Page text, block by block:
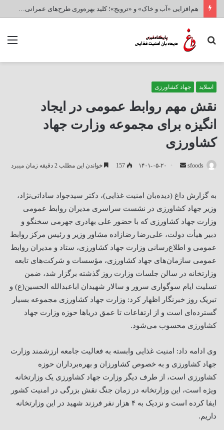
هم‌افزایی «آب و خاک» و «ترویج»؛ کلید بهره‌وری طرح‌های عمرانی و امنیت غذایی کشور
جستجو
اسلاید جهاد کشاورزی
نقش مهم روابط عمومی در ایجاد
انگیزه برای مجموعه وزارت جهاد
کشاورزی
sfoods
ارسال۱۴۰۱-۰۵-۲۰ 157 خواندن این مطلب 2 دقیقه زمان میبرد
به گزارش داغ (دیده‌بان امنیت غذایی)، دکتر سیدجواد ساداتی‌نژاد،
وزیر جهاد کشاورزی در نشست سراسری مدیران روابط عمومی
وزارت جهاد کشاورزی که با حضور علی بهادری جهرمی سخنگو و
دبیر هیأت دولت، علی‌رضا رضازاده مشاور وزیر و رئیس مرکز روابط
عمومی و اطلاع‌رسانی وزارت جهاد کشاورزی، ستاد و مدیران روابط
عمومی سازمان‌های جهاد کشاورزی، مؤسسات و شرکت‌های تابعه
وزارتخانه در سالن جلسات وزارت روز گذشته برگزار شد، ضمن
تسلیت ایام سوگواری سرور و سالار شهیدان اباعبدالله الحسین(ع) و
تبریک روز خبرنگار اظهار کرد: وزارت جهاد کشاورزی مجموعه بسیار
گسترده‌ای است و از ارتفاعات تا عمق دریاها حوزه وزارت جهاد
کشاورزی محسوب می‌شود.
وی ادامه داد: امنیت غذایی وابسته به فعالیت جامعه ارزشمند وزارت
جهاد کشاورزی و به خصوص کشاورزان و بهره‌برداران حوزه
کشاورزی است، از طرف دیگر وزارت جهاد کشاورزی یک وزارتخانه
ویژه است، این وزارتخانه در زمان جنگ نقش بزرگی در امنیت کشور
ایفا کرده است و نزدیک به ۴ هزار نفر فرزند شهید در این وزارتخانه
داریم.